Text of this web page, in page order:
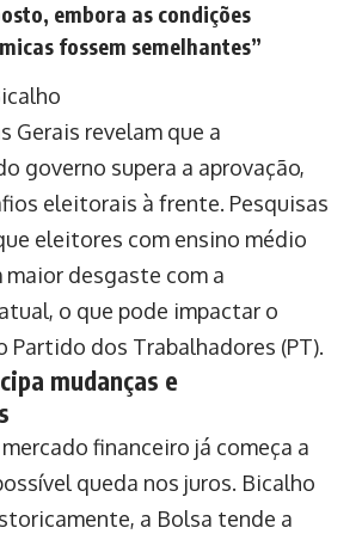
embora as condições
fossem semelhantes”
Gerais revelam que a
governo supera a aprovação,
eleitorais à frente. Pesquisas
eleitores com ensino médio
maior desgaste com a
o que pode impactar o
Partido dos Trabalhadores (PT).
mudanças e
financeiro já começa a
queda nos juros. Bicalho
a Bolsa tende a